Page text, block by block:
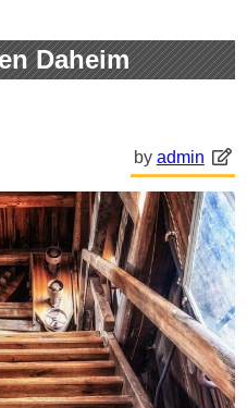
Daheim
by admin